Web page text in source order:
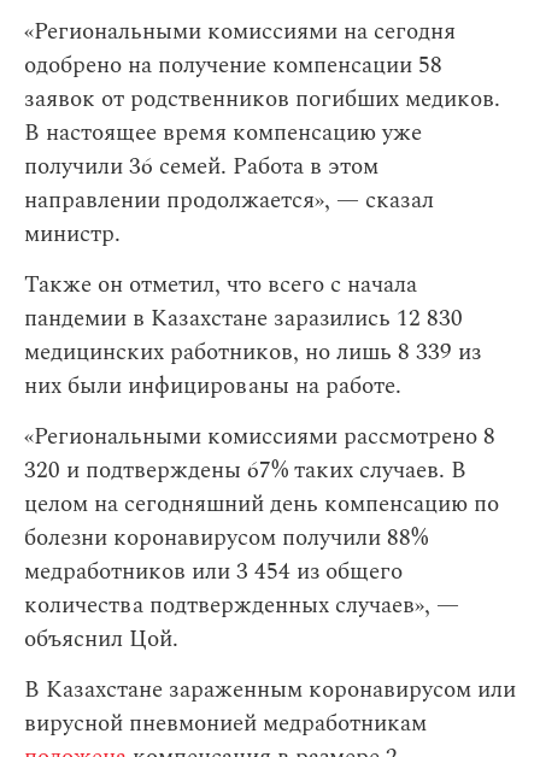
«Региональными комиссиями на сегодня
одобрено на получение компенсации 58
заявок от родственников погибших медиков.
В настоящее время компенсацию уже
получили 36 семей. Работа в этом
направлении продолжается», — сказал
министр.
Также он отметил, что всего с начала
пандемии в Казахстане заразились 12 830
медицинских работников, но лишь 8 339 из
них были инфицированы на работе.
«Региональными комиссиями рассмотрено 8
320 и подтверждены 67% таких случаев. В
целом на сегодняшний день компенсацию по
болезни коронавирусом получили 88%
медработников или 3 454 из общего
количества подтвержденных случаев», —
объяснил Цой.
В Казахстане зараженным коронавирусом или
вирусной пневмонией медработникам